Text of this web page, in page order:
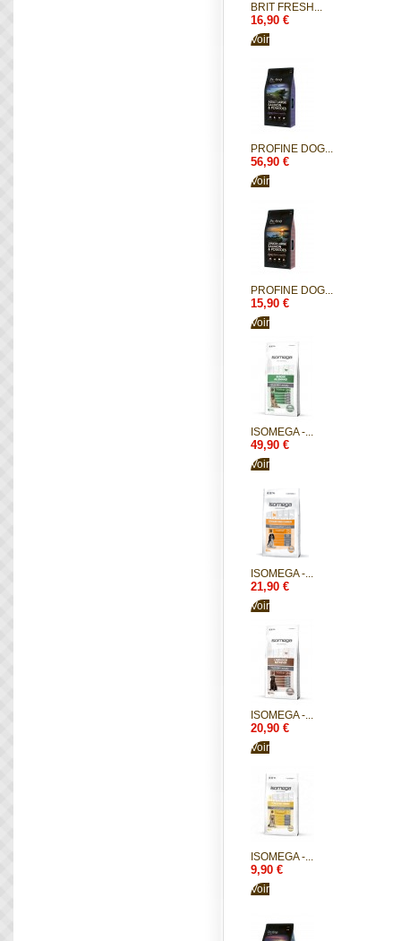
BRIT FRESH...
16,90 €
Voir
PROFINE DOG...
56,90 €
Voir
PROFINE DOG...
15,90 €
Voir
ISOMEGA -...
49,90 €
Voir
ISOMEGA -...
21,90 €
Voir
ISOMEGA -...
20,90 €
Voir
ISOMEGA -...
9,90 €
Voir